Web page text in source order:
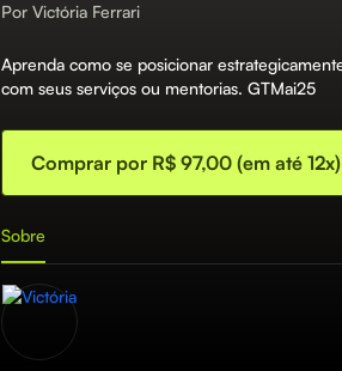
Por Victória Ferrari
Aprenda como se posicionar
com seus serviços ou mentorias. GTMai25
Comprar por R$ 97,00 (em até 12x)
Sobre